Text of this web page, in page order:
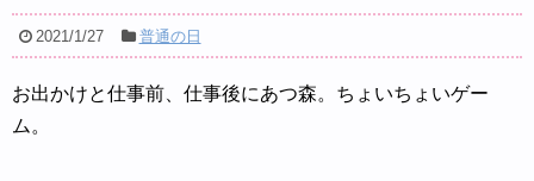
2021/1/27 普通の日
お出かけと仕事前、仕事後にあつ森。ちょいちょいゲー
ム。